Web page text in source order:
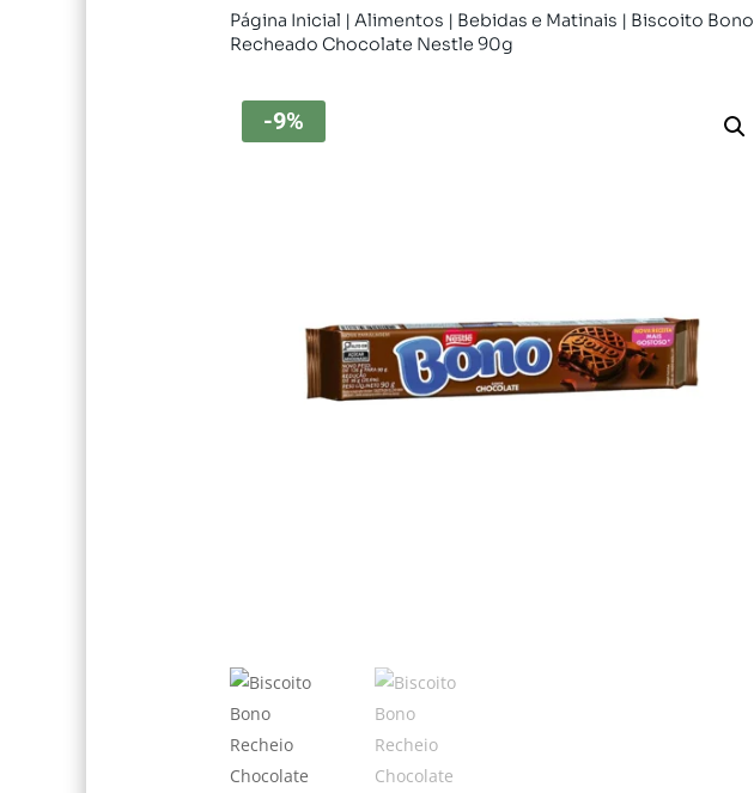
Página Inicial | Alimentos | Bebidas e Matinais | Biscoito Bono
Recheado Chocolate Nestle 90g
-9%